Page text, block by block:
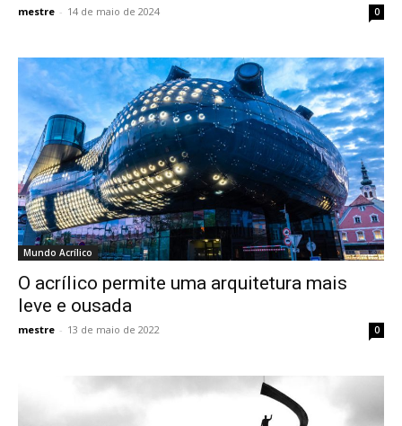
mestre - 14 de maio de 2024 0
Mundo Acrílico
O acrílico permite uma arquitetura mais
leve e ousada
mestre - 13 de maio de 2022 0